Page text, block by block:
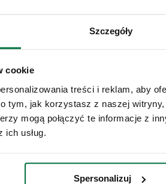
Szczegóły
cookie
treści i reklam, aby
tym, jak korzystasz z naszej
mogą połączyć te informacje z
ich usług.
Spersonalizuj